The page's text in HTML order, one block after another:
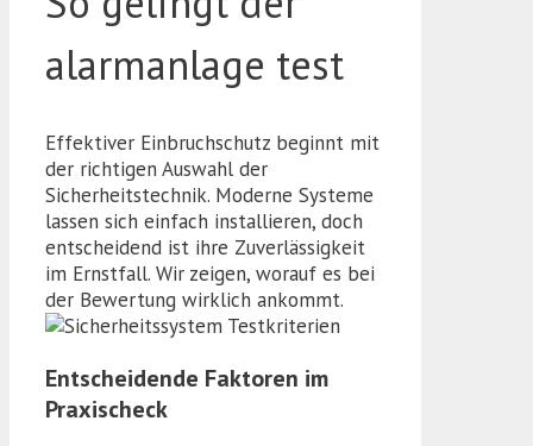
alarmanlage test
Effektiver Einbruchschutz beginnt mit
der richtigen Auswahl der
Sicherheitstechnik. Moderne Systeme
lassen sich einfach installieren, doch
entscheidend ist ihre Zuverlässigkeit
im Ernstfall. Wir zeigen, worauf es bei
der Bewertung wirklich ankommt.
Entscheidende Faktoren im
Praxischeck